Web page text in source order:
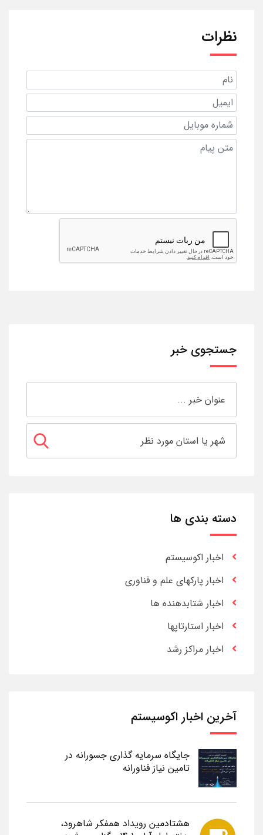
نظرات
جستجوی خبر
دسته بندی ها
اخبار اکوسیستم
اخبار پارکهای علم و فناوری
اخبار شتابدهنده ها
اخبار استارتاپها
اخبار مراکز رشد
آخرین اخبار اکوسیستم
جایگاه سرمایه گذاری جسورانه در
تامین نیاز فناورانه
هشتادمین رویداد همفکر شاهرود،